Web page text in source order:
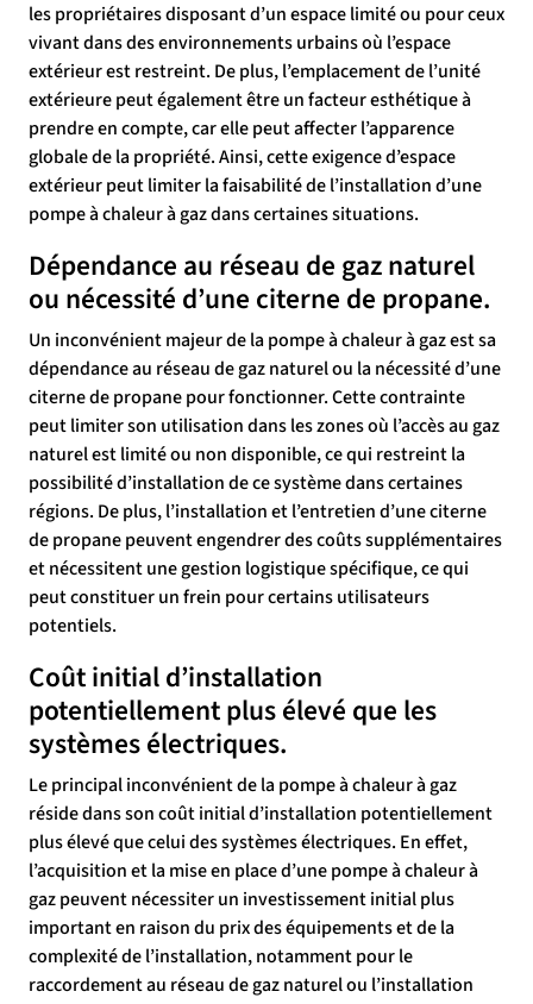
les propriétaires disposant d’un espace limité ou pour ceux
vivant dans des environnements urbains où l’espace
extérieur est restreint. De plus, l’emplacement de l’unité
extérieure peut également être un facteur esthétique à
prendre en compte, car elle peut affecter l’apparence
globale de la propriété. Ainsi, cette exigence d’espace
extérieur peut limiter la faisabilité de l’installation d’une
pompe à chaleur à gaz dans certaines situations.
Dépendance au réseau de gaz naturel
ou nécessité d’une citerne de propane.
Un inconvénient majeur de la pompe à chaleur à gaz est sa
dépendance au réseau de gaz naturel ou la nécessité d’une
citerne de propane pour fonctionner. Cette contrainte
peut limiter son utilisation dans les zones où l’accès au gaz
naturel est limité ou non disponible, ce qui restreint la
possibilité d’installation de ce système dans certaines
régions. De plus, l’installation et l’entretien d’une citerne
de propane peuvent engendrer des coûts supplémentaires
et nécessitent une gestion logistique spécifique, ce qui
peut constituer un frein pour certains utilisateurs
potentiels.
Coût initial d’installation
potentiellement plus élevé que les
systèmes électriques.
Le principal inconvénient de la pompe à chaleur à gaz
réside dans son coût initial d’installation potentiellement
plus élevé que celui des systèmes électriques. En effet,
l’acquisition et la mise en place d’une pompe à chaleur à
gaz peuvent nécessiter un investissement initial plus
important en raison du prix des équipements et de la
complexité de l’installation, notamment pour le
raccordement au réseau de gaz naturel ou l’installation